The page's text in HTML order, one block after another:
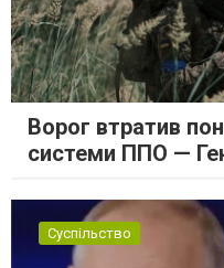
Ворог втратив
системи ППО —
Суспільство